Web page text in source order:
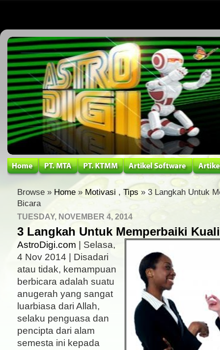
Browse » Home » Motivasi , Tips » 3 Langkah Untuk
Bicara
TUESDAY, NOVEMBER 4, 2014
3 Langkah Untuk Memperbaiki
AstroDigi.com | Selasa,
4 Nov 2014 | Disadari
atau tidak, kemampuan
berbicara adalah suatu
anugerah yang sangat
luarbiasa dari Allah,
selaku penguasa dan
pencipta dari alam
semesta ini kepada